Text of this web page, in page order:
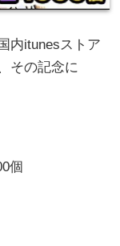
内itunesストア
その記念に
個